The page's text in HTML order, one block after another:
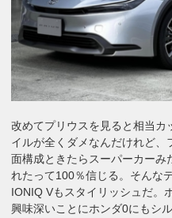
改めてプリウスを見ると相当
イルが全くダメなんだけれど
面構成ときたらスーパーカーみ
れたって100％信じる。そんな
IONIQ Vもスタイリッシュだ。
興味深いことにホンダ0にもシ